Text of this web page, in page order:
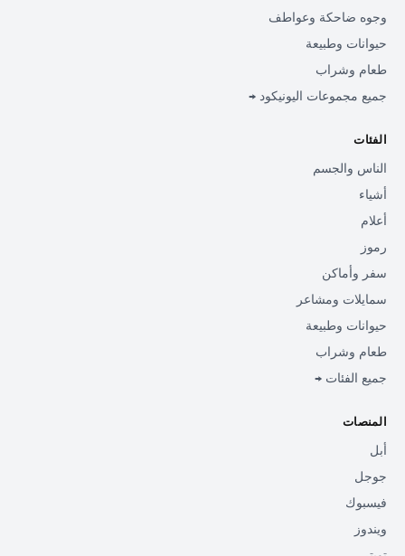
وجوه ضاحكة وعواطف
حيوانات وطبيعة
طعام وشراب
جميع مجموعات اليونيكود →
الفئات
الناس والجسم
أشياء
أعلام
رموز
سفر وأماكن
سمايلات ومشاعر
حيوانات وطبيعة
طعام وشراب
جميع الفئات →
المنصات
أبل
جوجل
فيسبوك
ويندوز